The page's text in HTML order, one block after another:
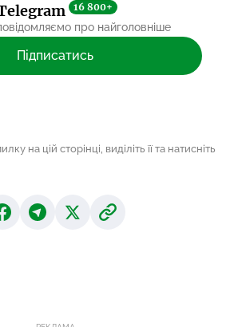
16 800+
про найголовніше
Підписатись
на цій сторінці, виділіть її та натисніть